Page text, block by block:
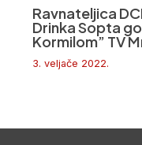
Ravnateljica
Drinka Sopta
Kormilom” TV
3. veljače 2022.